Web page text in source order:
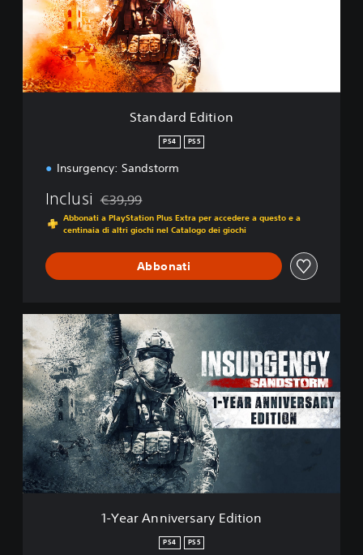
E
d
i
t
Standard Edition
PS4 PS5
Insurgency: Sandstorm
Inclusi Scontato dal prezzo originale di €39,99
€39,99
Abbonati a PlayStation Plus Extra per accedere a questo e a
centinaia di altri giochi nel Catalogo dei giochi
Abbonati
1
-
Y
e
a
r
A
n
n
i
v
e
1-Year Anniversary Edition
PS4 PS5